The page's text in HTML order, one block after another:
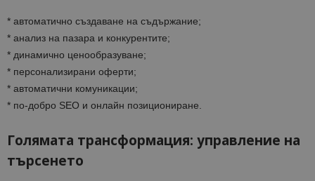
* автоматично създаване на съдържание;
* анализ на пазара и конкурентите;
* динамично ценообразуване;
* персонализирани оферти;
* автоматични комуникации;
* по-добро SEO и онлайн позициониране.
Голямата трансформация: управление на
търсенето